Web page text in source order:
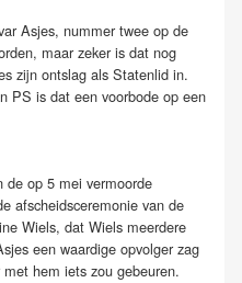
Asjes, nummer twee op de
maar zeker is dat nog
zijn ontslag als Statenlid in.
PS is dat een voorbode op een
de op 5 mei vermoorde
afscheidsceremonie van de
Wiels, dat Wiels meerdere
een waardige opvolger zag
hem iets zou gebeuren.